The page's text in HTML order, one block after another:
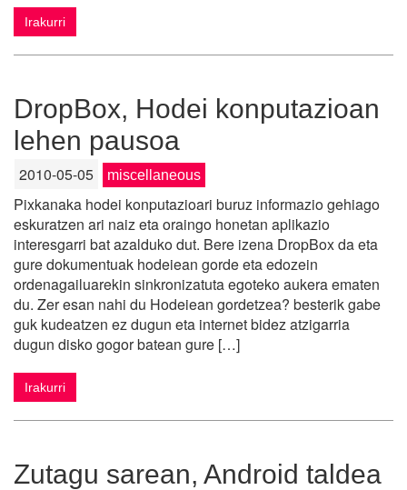
Irakurri
DropBox, Hodei konputazioan
lehen pausoa
2010-05-05 miscellaneous
Pixkanaka hodei konputazioari buruz informazio gehiago
eskuratzen ari naiz eta oraingo honetan aplikazio
interesgarri bat azalduko dut. Bere izena DropBox da eta
gure dokumentuak hodeiean gorde eta edozein
ordenagailuarekin sinkronizatuta egoteko aukera ematen
du. Zer esan nahi du Hodeiean gordetzea? besterik gabe
guk kudeatzen ez dugun eta internet bidez atzigarria
dugun disko gogor batean gure […]
Irakurri
Zutagu sarean, Android taldea